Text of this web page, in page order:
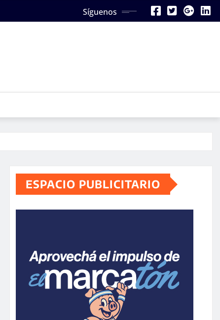
Síguenos
ESPACIO PUBLICITARIO